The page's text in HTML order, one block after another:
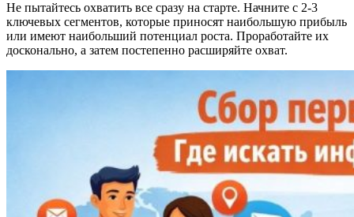
Не пытайтесь охватить все сразу на старте. Начните с 2-3
ключевых сегментов, которые приносят наибольшую прибыль
или имеют наибольший потенциал роста. Проработайте их
досконально, а затем постепенно расширяйте охват.